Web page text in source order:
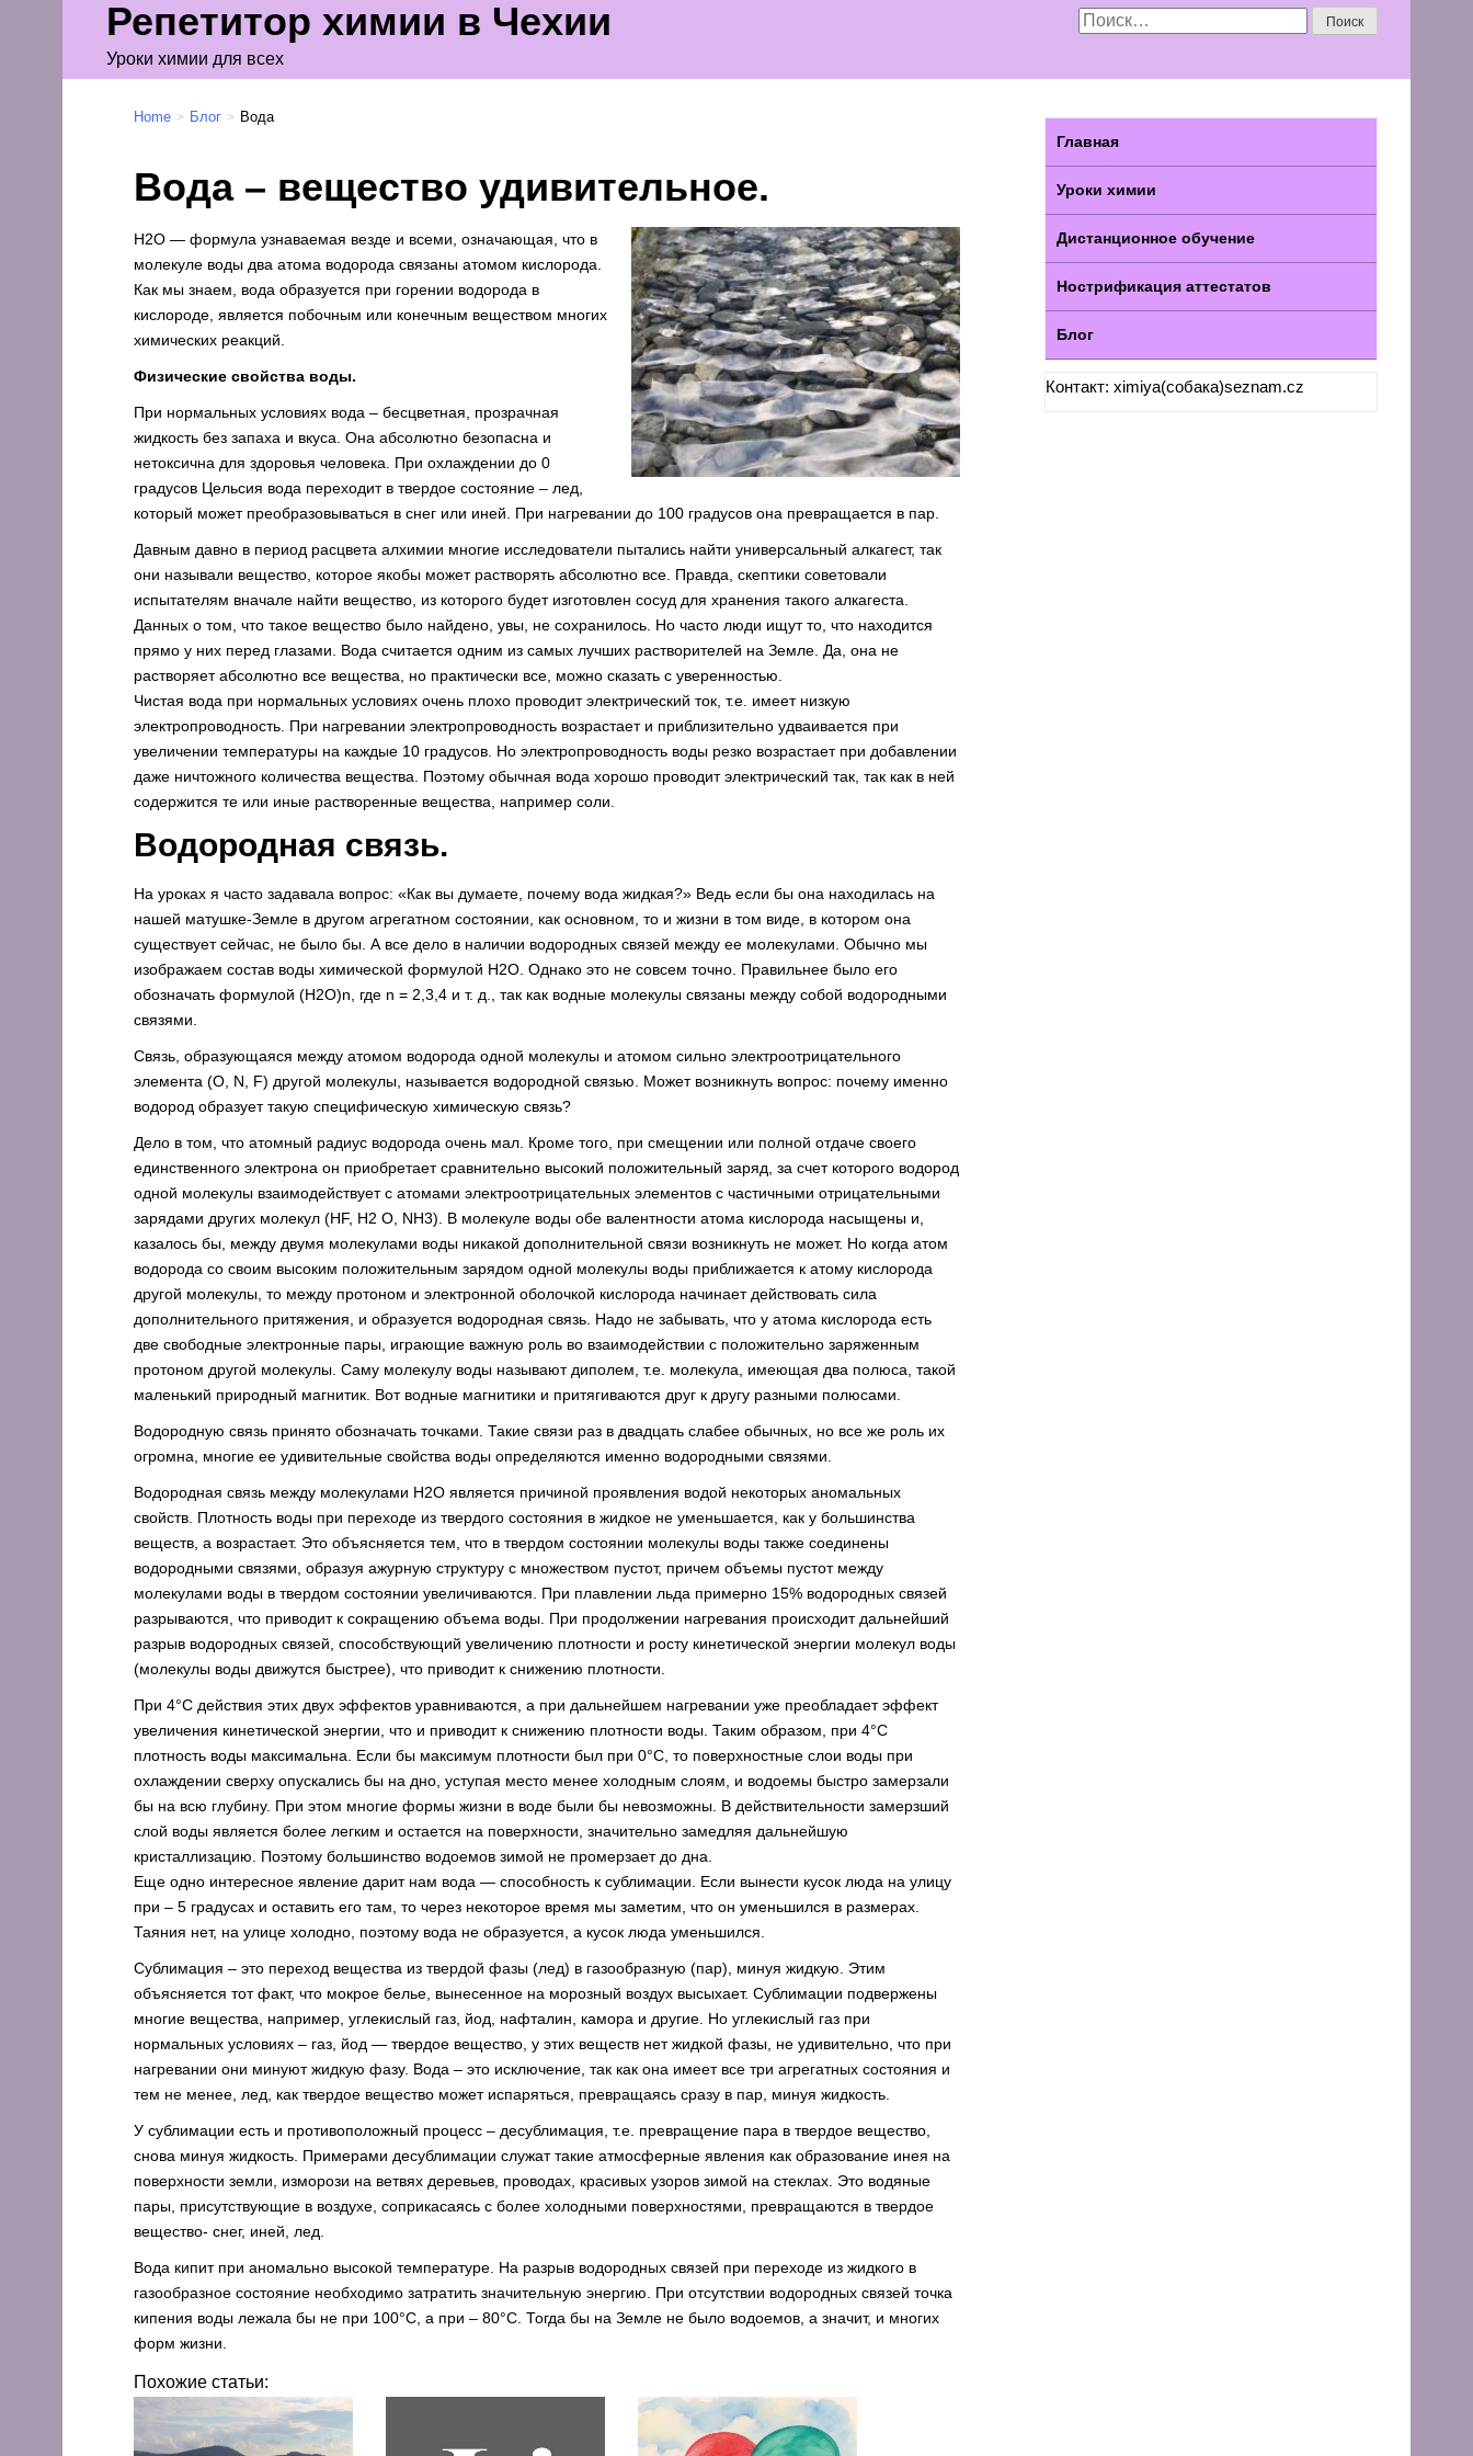
Репетитор химии в Чехии
Уроки химии для всех
Search:
Home > Блог > Вода
Вода – вещество удивительное.
Н2О — формула узнаваемая везде и всеми, означающая, что в
молекуле воды два атома водорода связаны атомом кислорода.
Как мы знаем, вода образуется при горении водорода в
кислороде, является побочным или конечным веществом многих
химических реакций.
Физические свойства воды.
При нормальных условиях вода – бесцветная, прозрачная
жидкость без запаха и вкуса. Она абсолютно безопасна и
нетоксична для здоровья человека. При охлаждении до 0
градусов Цельсия вода переходит в твердое состояние – лед,
который может преобразовываться в снег или иней. При нагревании до 100 градусов она превращается в пар.
Давным давно в период расцвета алхимии многие исследователи пытались найти универсальный алкагест, так
они называли вещество, которое якобы может растворять абсолютно все. Правда, скептики советовали
испытателям вначале найти вещество, из которого будет изготовлен сосуд для хранения такого алкагеста.
Данных о том, что такое вещество было найдено, увы, не сохранилось. Но часто люди ищут то, что находится
прямо у них перед глазами. Вода считается одним из самых лучших растворителей на Земле. Да, она не
растворяет абсолютно все вещества, но практически все, можно сказать с уверенностью.
Чистая вода при нормальных условиях очень плохо проводит электрический ток, т.е. имеет низкую
электропроводность. При нагревании электропроводность возрастает и приблизительно удваивается при
увеличении температуры на каждые 10 градусов. Но электропроводность воды резко возрастает при добавлении
даже ничтожного количества вещества. Поэтому обычная вода хорошо проводит электрический так, так как в ней
содержится те или иные растворенные вещества, например соли.
Водородная связь.
На уроках я часто задавала вопрос: «Как вы думаете, почему вода жидкая?» Ведь если бы она находилась на
нашей матушке-Земле в другом агрегатном состоянии, как основном, то и жизни в том виде, в котором она
существует сейчас, не было бы. А все дело в наличии водородных связей между ее молекулами. Обычно мы
изображаем состав воды химической формулой H2O. Однако это не совсем точно. Правильнее было его
обозначать формулой (H2O)n, где n = 2,3,4 и т. д., так как водные молекулы связаны между собой водородными
связями.
Связь, образующаяся между атомом водорода одной молекулы и атомом сильно электроотрицательного
элемента (O, N, F) другой молекулы, называется водородной связью. Может возникнуть вопрос: почему именно
водород образует такую специфическую химическую связь?
Дело в том, что атомный радиус водорода очень мал. Кроме того, при смещении или полной отдаче своего
единственного электрона он приобретает сравнительно высокий положительный заряд, за счет которого водород
одной молекулы взаимодействует с атомами электроотрицательных элементов с частичными отрицательными
зарядами других молекул (HF, H2 O, NH3). В молекуле воды обе валентности атома кислорода насыщены и,
казалось бы, между двумя молекулами воды никакой дополнительной связи возникнуть не может. Но когда атом
водорода со своим высоким положительным зарядом одной молекулы воды приближается к атому кислорода
другой молекулы, то между протоном и электронной оболочкой кислорода начинает действовать сила
дополнительного притяжения, и образуется водородная связь. Надо не забывать, что у атома кислорода есть
две свободные электронные пары, играющие важную роль во взаимодействии с положительно заряженным
протоном другой молекулы. Саму молекулу воды называют диполем, т.е. молекула, имеющая два полюса, такой
маленький природный магнитик. Вот водные магнитики и притягиваются друг к другу разными полюсами.
Водородную связь принято обозначать точками. Такие связи раз в двадцать слабее обычных, но все же роль их
огромна, многие ее удивительные свойства воды определяются именно водородными связями.
Водородная связь между молекулами H2O является причиной проявления водой некоторых аномальных
свойств. Плотность воды при переходе из твердого состояния в жидкое не уменьшается, как у большинства
веществ, а возрастает. Это объясняется тем, что в твердом состоянии молекулы воды также соединены
водородными связями, образуя ажурную структуру с множеством пустот, причем объемы пустот между
молекулами воды в твердом состоянии увеличиваются. При плавлении льда примерно 15% водородных связей
разрываются, что приводит к сокращению объема воды. При продолжении нагревания происходит дальнейший
разрыв водородных связей, способствующий увеличению плотности и росту кинетической энергии молекул воды
(молекулы воды движутся быстрее), что приводит к снижению плотности.
При 4°С действия этих двух эффектов уравниваются, а при дальнейшем нагревании уже преобладает эффект
увеличения кинетической энергии, что и приводит к снижению плотности воды. Таким образом, при 4°С
плотность воды максимальна. Если бы максимум плотности был при 0°С, то поверхностные слои воды при
охлаждении сверху опускались бы на дно, уступая место менее холодным слоям, и водоемы быстро замерзали
бы на всю глубину. При этом многие формы жизни в воде были бы невозможны. В действительности замерзший
слой воды является более легким и остается на поверхности, значительно замедляя дальнейшую
кристаллизацию. Поэтому большинство водоемов зимой не промерзает до дна.
Еще одно интересное явление дарит нам вода — способность к сублимации. Если вынести кусок люда на улицу
при – 5 градусах и оставить его там, то через некоторое время мы заметим, что он уменьшился в размерах.
Таяния нет, на улице холодно, поэтому вода не образуется, а кусок люда уменьшился.
Сублимация – это переход вещества из твердой фазы (лед) в газообразную (пар), минуя жидкую. Этим
объясняется тот факт, что мокрое белье, вынесенное на морозный воздух высыхает. Сублимации подвержены
многие вещества, например, углекислый газ, йод, нафталин, камора и другие. Но углекислый газ при
нормальных условиях – газ, йод — твердое вещество, у этих веществ нет жидкой фазы, не удивительно, что при
нагревании они минуют жидкую фазу. Вода – это исключение, так как она имеет все три агрегатных состояния и
тем не менее, лед, как твердое вещество может испаряться, превращаясь сразу в пар, минуя жидкость.
У сублимации есть и противоположный процесс – десублимация, т.е. превращение пара в твердое вещество,
снова минуя жидкость. Примерами десублимации служат такие атмосферные явления как образование инея на
поверхности земли, изморози на ветвях деревьев, проводах, красивых узоров зимой на стеклах. Это водяные
пары, присутствующие в воздухе, соприкасаясь с более холодными поверхностями, превращаются в твердое
вещество- снег, иней, лед.
Вода кипит при аномально высокой температуре. На разрыв водородных связей при переходе из жидкого в
газообразное состояние необходимо затратить значительную энергию. При отсутствии водородных связей точка
кипения воды лежала бы не при 100°С, а при – 80°С. Тогда бы на Земле не было водоемов, а значит, и многих
форм жизни.
Похожие статьи:
Главная
Уроки химии
Дистанционное обучение
Нострификация аттестатов
Блог
Контакт: ximiya(собака)seznam.cz